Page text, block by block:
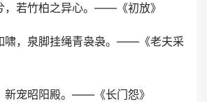
，若竹柏之异心。——《初放》
啸，泉脚挂绳青袅袅。——《老夫采
新宠昭阳殿。——《长门怨》